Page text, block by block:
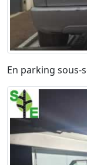
En parking sous-